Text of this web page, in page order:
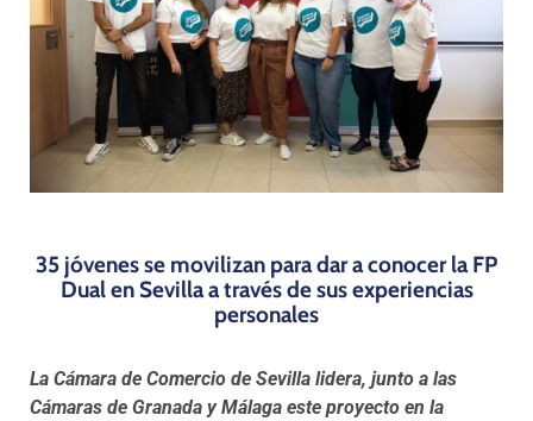
35 jóvenes se movilizan para dar a conocer la FP
Dual en Sevilla a través de sus experiencias
personales
La Cámara de Comercio de Sevilla lidera, junto a las
Cámaras de Granada y Málaga este proyecto en la